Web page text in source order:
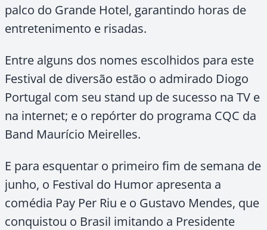
palco do Grande Hotel, garantindo horas de
entretenimento e risadas.
Entre alguns dos nomes escolhidos para este
Festival de diversão estão o admirado Diogo
Portugal com seu stand up de sucesso na TV e
na internet; e o repórter do programa CQC da
Band Maurício Meirelles.
E para esquentar o primeiro fim de semana de
junho, o Festival do Humor apresenta a
comédia Pay Per Riu e o Gustavo Mendes, que
conquistou o Brasil imitando a Presidente